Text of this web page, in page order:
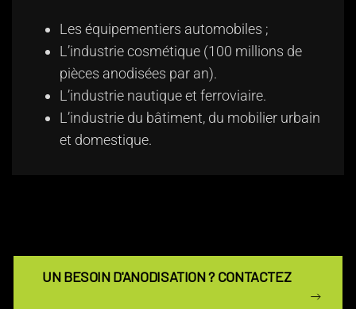
Les équipementiers automobiles ;
L’industrie cosmétique (100 millions de
pièces anodisées par an).
L’industrie nautique et ferroviaire.
L’industrie du bâtiment, du mobilier urbain
et domestique.
UN BESOIN D'ANODISATION ? CONTACTEZ